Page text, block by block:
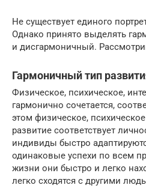
Не существует единого
Однако принято выделять
и дисгармоничный.
Гармоничный тип
Физическое, психическое,
гармонично сочетается,
этом физическое,
развитие соответствует
индивиды быстро
одинаковые успехи по всем
жизни они быстро и легко
легко сходятся с другими